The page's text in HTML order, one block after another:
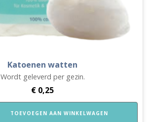
Katoenen watten
Wordt geleverd per gezin.
€ 0,25
TOEVOEGEN AAN WINKELWAGEN